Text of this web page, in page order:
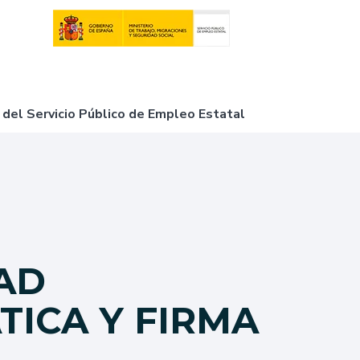
Servicio Público de Empleo Estatal
Y FIRMA